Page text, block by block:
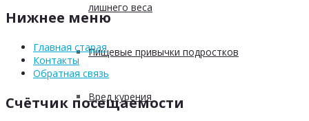
лишнего веса
Пищевые привычки подростков
Вред курения
Нижнее меню
Главная старая
Контакты
Обратная связь
Счётчик посещаемости